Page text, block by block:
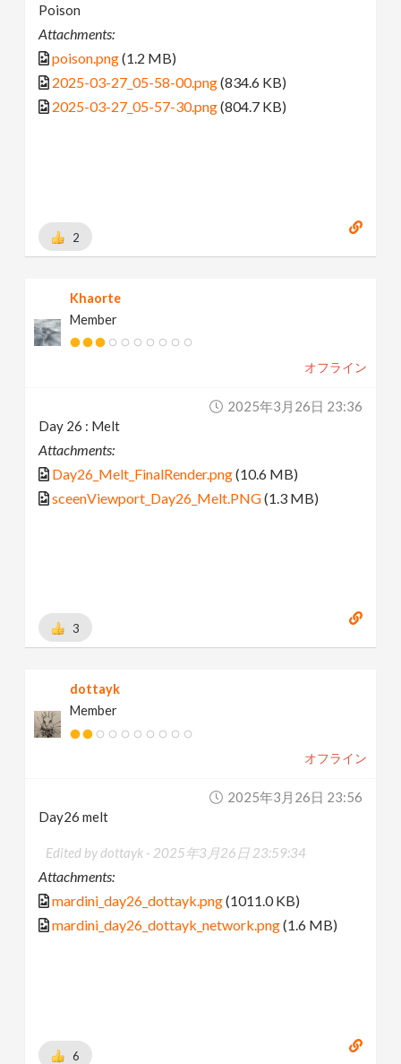
Poison
Attachments:
poison.png(1.2 MB)
2025-03-27_05-58-00.png(834.6 KB)
2025-03-27_05-57-30.png(804.7 KB)
2
Khaorte
Member
オフライン
2025年3月26日 23:36
Day 26 : Melt
Attachments:
Day26_Melt_FinalRender.png(10.6 MB)
sceenViewport_Day26_Melt.PNG(1.3 MB)
3
dottayk
Member
オフライン
2025年3月26日 23:56
Day26 melt
Edited by dottayk - 2025年3月26日 23:59:34
Attachments:
mardini_day26_dottayk.png(1011.0 KB)
mardini_day26_dottayk_network.png(1.6 MB)
6